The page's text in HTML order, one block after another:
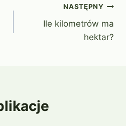
NASTĘPNY
Ile kilometrów ma
hektar?